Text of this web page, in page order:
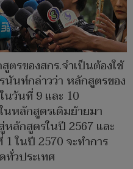
รของสกร.จำเป็นต้องใช้
นันท์กล่าวว่า หลักสูตรของ
นวันที่ 9 และ 10
หลักสูตรเดิมย้ายมา
ลักสูตรในปี 2567 และ
1 ในปี 2570 จะทำการ
วประเทศ